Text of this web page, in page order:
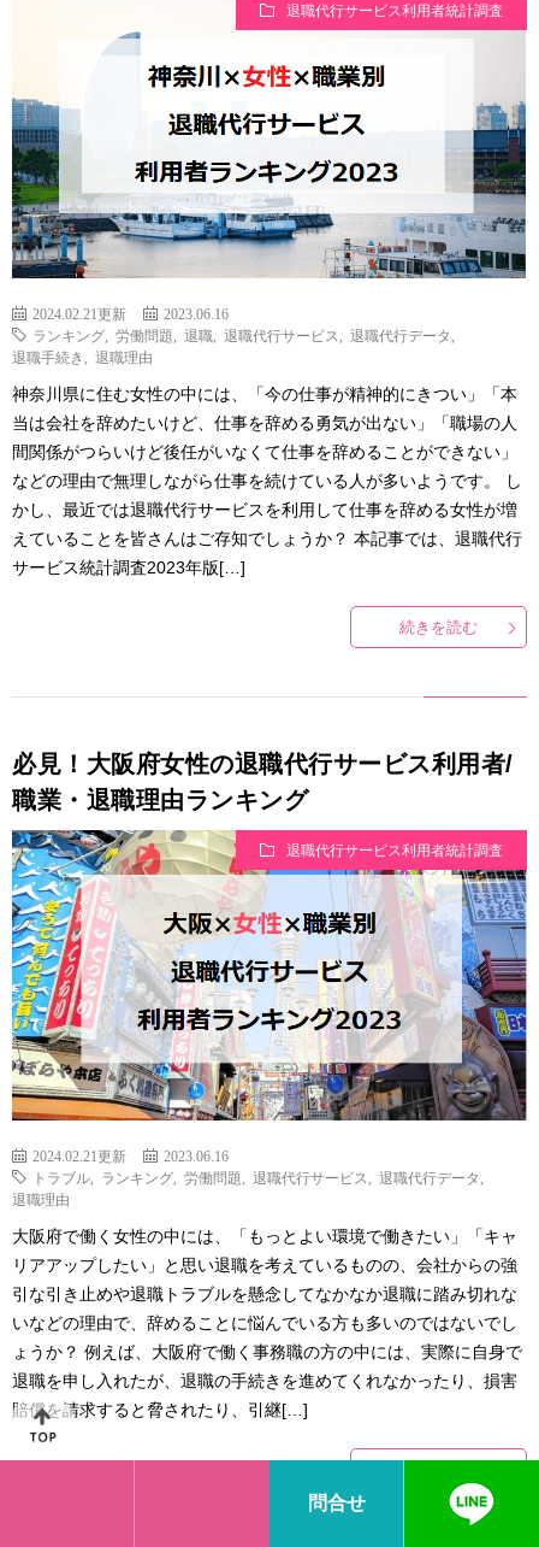
退職代行サービス利用者統計調査
2024.02.21更新
2023.06.16
ランキング
労働問題 退職 退職代行サービス 退職代行データ
退職手続き
退職理由
神奈川県に住む女性の中には、「今の仕事が精神的にきつい」「本
当は会社を辞めたいけど、仕事を辞める勇気が出ない」「職場の人
間関係がつらいけど後任がいなくて仕事を辞めることができない」
などの理由で無理しながら仕事を続けている人が多いようです。 し
かし、最近では退職代行サービスを利用して仕事を辞める女性が増
えていることを皆さんはご存知でしょうか？ 本記事では、退職代行
サービス統計調査2023年版[…]
続きを読む
必見！大阪府女性の退職代行サービス利用者/
職業・退職理由ランキング
退職代行サービス利用者統計調査
2024.02.21更新
2023.06.16
トラブル
ランキング 労働問題 退職代行サービス 退職代行データ
退職理由
大阪府で働く女性の中には、「もっとよい環境で働きたい」「キャ
リアアップしたい」と思い退職を考えているものの、会社からの強
引な引き止めや退職トラブルを懸念してなかなか退職に踏み切れな
いなどの理由で、辞めることに悩んでいる方も多いのではないでし
ょうか？ 例えば、大阪府で働く事務職の方の中には、実際に自身で
退職を申し入れたが、退職の手続きを進めてくれなかったり、損害
賠償を請求すると脅されたり、引継[…]
問合せ